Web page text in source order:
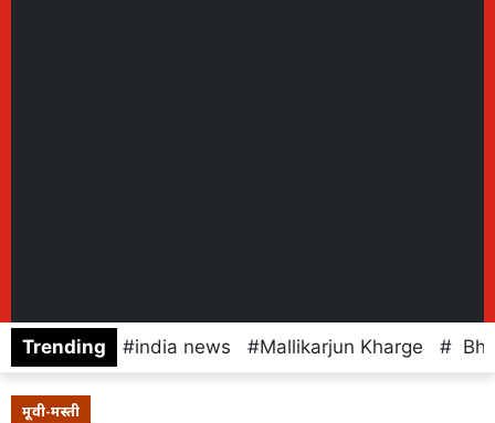
Trending india news Mallikarjun Kharge
मूवी-मस्ती